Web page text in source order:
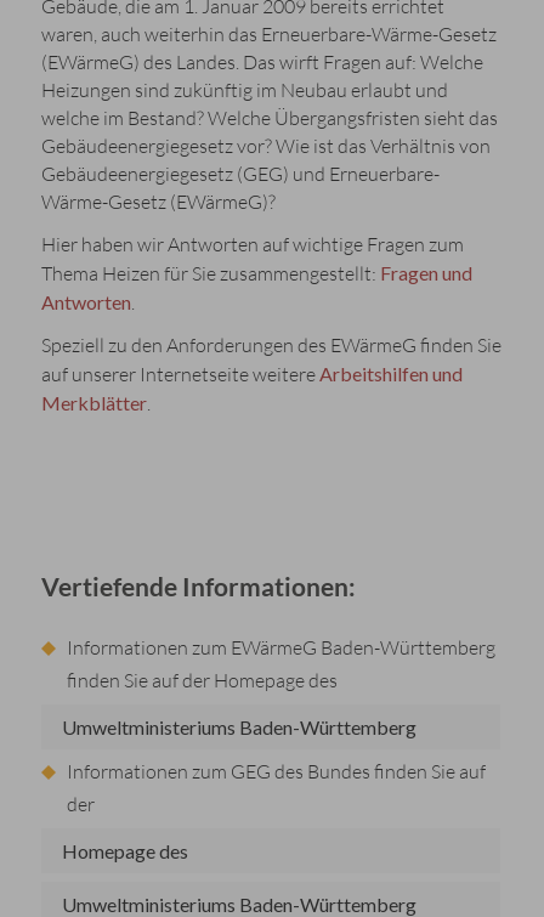
Gebäude, die am 1. Januar 2009 bereits errichtet
waren, auch weiterhin das Erneuerbare-Wärme-Gesetz
(EWärmeG) des Landes. Das wirft Fragen auf: Welche
Heizungen sind zukünftig im Neubau erlaubt und
welche im Bestand? Welche Übergangsfristen sieht das
Gebäudeenergiegesetz vor? Wie ist das Verhältnis von
Gebäudeenergiegesetz (GEG) und Erneuerbare-
Wärme-Gesetz (EWärmeG)?
Hier haben wir Antworten auf wichtige Fragen zum
Thema Heizen für Sie zusammengestellt: Fragen und
Antworten.
Speziell zu den Anforderungen des EWärmeG finden Sie
auf unserer Internetseite weitereArbeitshilfen und
Merkblätter.
Vertiefende Informationen:
Informationen zum EWärmeG Baden-Württemberg
finden Sie auf der Homepage des
Umweltministeriums Baden-Württemberg
Informationen zum GEG des Bundes finden Sie auf
der
Homepage des
Umweltministeriums Baden-Württemberg